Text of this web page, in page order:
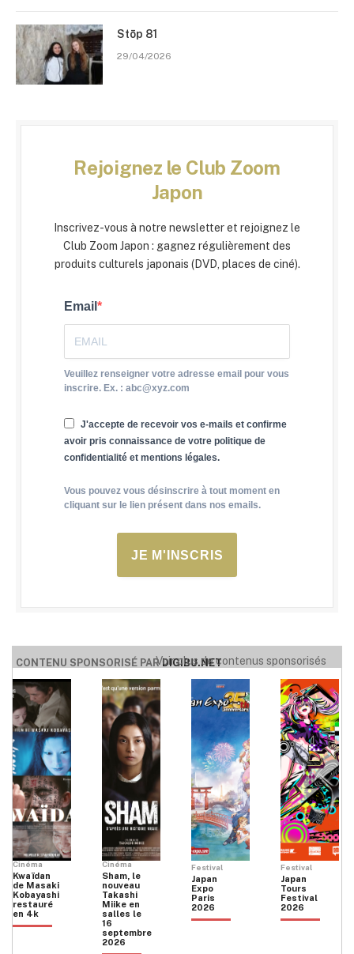
Stōp 81
29/04/2026
Rejoignez le Club Zoom
Japon
Inscrivez-vous à notre newsletter et rejoignez le
Club Zoom Japon : gagnez régulièrement des
produits culturels japonais (DVD, places de ciné).
Email
Veuillez renseigner votre adresse email pour vous
inscrire. Ex. : abc@xyz.com
J'accepte de recevoir vos e-mails et confirme
avoir pris connaissance de votre politique de
confidentialité et mentions légales.
Vous pouvez vous désinscrire à tout moment en
cliquant sur le lien présent dans nos emails.
JE M'INSCRIS
CONTENU SPONSORISÉ PARDIGIBU.NET
Voir plus de contenus sponsorisés
Cinéma
Kwaïdan
de Masaki
Kobayashi
restauré
en 4k
Cinéma
Sham, le
nouveau
Takashi
Miike en
salles le
16
septembre
2026
Festival
Japan
Expo
Paris
2026
Festival
Japan
Tours
Festival
2026